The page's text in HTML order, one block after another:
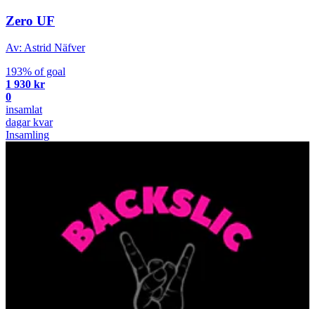
Zero UF
Av: Astrid Näfver
193% of goal
1 930 kr
0
insamlat
dagar kvar
Insamling